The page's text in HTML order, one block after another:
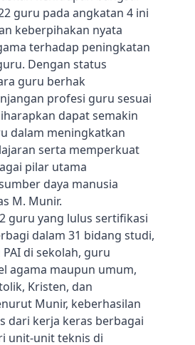
guru pada angkatan 4 ini
keberpihakan nyata
terhadap peningkatan
Dengan status
guru berhak
profesi guru sesuai
dapat semakin
dalam meningkatkan
serta memperkuat
pilar utama
daya manusia
M. Munir.
guru yang lulus sertifikasi
dalam 31 bidang studi,
di sekolah, guru
agama maupun umum,
Kristen, dan
Munir, keberhasilan
dari kerja keras berbagai
unit-unit teknis di